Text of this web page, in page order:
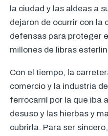
la ciudad y las aldeas a
dejaron de ocurrir con la
defensas para proteger
millones de libras
Con el tiempo, la
comercio y la industria
ferrocarril por la que iba
desuso y las hierbas y
cubrirla. Para ser